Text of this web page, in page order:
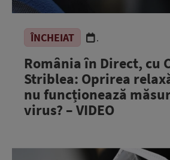
ÎNCHEIAT .
România în Direct, cu
Striblea: Oprirea
nu funcționează
virus? – VIDEO